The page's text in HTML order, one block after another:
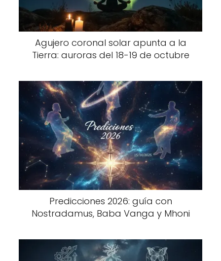
Agujero coronal solar apunta a la
Tierra: auroras del 18-19 de octubre
Predicciones 2026: guía con
Nostradamus, Baba Vanga y Mhoni